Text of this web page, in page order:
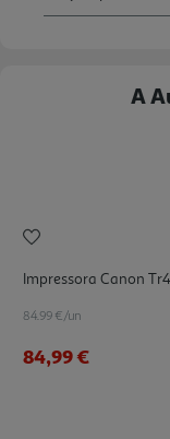
A
Impressora Canon
84.99 €/un
84,99 €